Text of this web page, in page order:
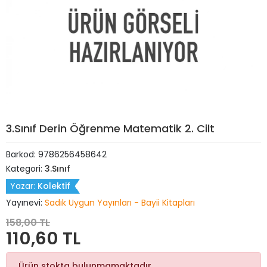
3.Sınıf Derin Öğrenme Matematik 2. Cilt
Barkod: 9786256458642
Kategori: 3.Sınıf
Yazar: Kolektif
Yayınevi: Sadık Uygun Yayınları - Bayii Kitapları
158,00 TL
110,60 TL